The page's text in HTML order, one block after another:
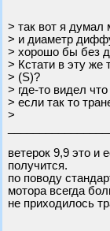
> так вот я думал
> и диаметр
> хорошо бы без
> Кстати в эту же
> (S)?
> где-то видел
> если так то
>
ветерок 9,9 это и
получится.
по поводу
мотора всегда
не приходилось